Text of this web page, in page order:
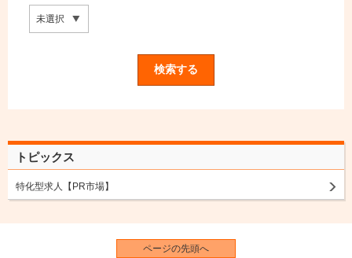
トピックス
特化型求人【PR市場】
ページの先頭へ